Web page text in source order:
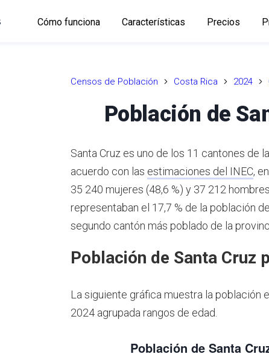
Cómo funciona Características Precios
Censos de Población Costa Rica 2024
Población de
Santa Cruz es uno de los 11 cantones de
acuerdo con las estimaciones del INEC,
35 240 mujeres (48,6 %) y 37 212 hombres
representaban el 17,7 % de la población
segundo cantón más poblado de la
Población de Santa Cruz
La siguiente gráfica muestra la población
2024 agrupada rangos de edad.